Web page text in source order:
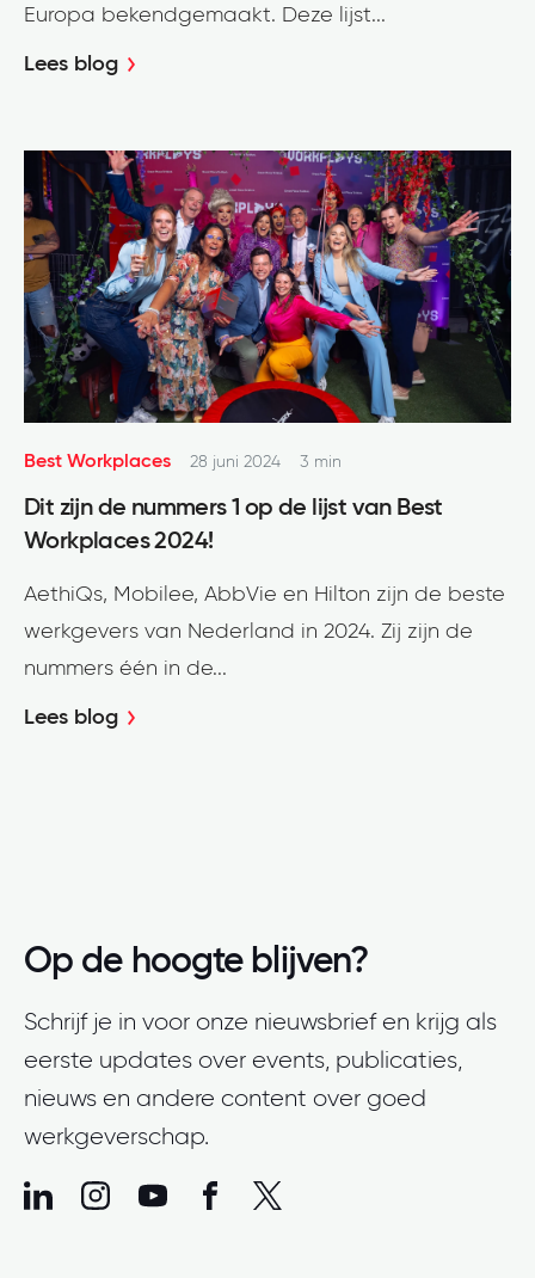
Europa bekendgemaakt. Deze lijst...
Lees blog
Best Workplaces 28 juni 2024 3 min
Dit zijn de nummers 1 op de lijst van Best
Workplaces 2024!
AethiQs, Mobilee, AbbVie en Hilton zijn de beste
werkgevers van Nederland in 2024. Zij zijn de
nummers één in de...
Lees blog
Op de hoogte blijven?
Schrijf je in voor onze nieuwsbrief en krijg als
eerste updates over events, publicaties,
nieuws en andere content over goed
werkgeverschap.